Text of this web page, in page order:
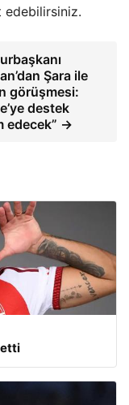
edebilirsiniz.
Şara ile
görüşmesi:
destek
edecek” →
etti